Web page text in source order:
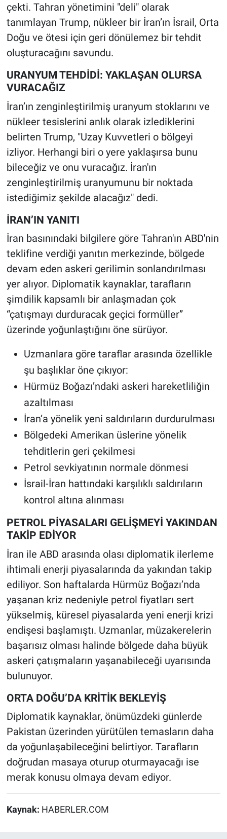
çekti. Tahran yönetimini "deli" olarak
tanımlayan Trump, nükleer bir İran’ın İsrail, Orta
Doğu ve ötesi için geri dönülemez bir tehdit
oluşturacağını savundu.
URANYUM TEHDİDİ: YAKLAŞAN OLURSA
VURACAĞIZ
İran’ın zenginleştirilmiş uranyum stoklarını ve
nükleer tesislerini anlık olarak izlediklerini
belirten Trump, "Uzay Kuvvetleri o bölgeyi
izliyor. Herhangi biri o yere yaklaşırsa bunu
bileceğiz ve onu vuracağız. İran'ın
zenginleştirilmiş uranyumunu bir noktada
istediğimiz şekilde alacağız" dedi.
İRAN’IN YANITI
İran basınındaki bilgilere göre Tahran'ın ABD'nin
teklifine verdiği yanıtın merkezinde, bölgede
devam eden askeri gerilimin sonlandırılması
yer alıyor. Diplomatik kaynaklar, tarafların
şimdilik kapsamlı bir anlaşmadan çok
“çatışmayı durduracak geçici formüller”
üzerinde yoğunlaştığını öne sürüyor.
Uzmanlara göre taraflar arasında özellikle
şu başlıklar öne çıkıyor:
Hürmüz Boğazı’ndaki askeri hareketliliğin
azaltılması
İran’a yönelik yeni saldırıların durdurulması
Bölgedeki Amerikan üslerine yönelik
tehditlerin geri çekilmesi
Petrol sevkiyatının normale dönmesi
İsrail-İran hattındaki karşılıklı saldırıların
kontrol altına alınması
PETROL PİYASALARI GELİŞMEYİ YAKINDAN
TAKİP EDİYOR
İran ile ABD arasında olası diplomatik ilerleme
ihtimali enerji piyasalarında da yakından takip
ediliyor. Son haftalarda Hürmüz Boğazı’nda
yaşanan kriz nedeniyle petrol fiyatları sert
yükselmiş, küresel piyasalarda yeni enerji krizi
endişesi başlamıştı. Uzmanlar, müzakerelerin
başarısız olması halinde bölgede daha büyük
askeri çatışmaların yaşanabileceği uyarısında
bulunuyor.
ORTA DOĞU’DA KRİTİK BEKLEYİŞ
Diplomatik kaynaklar, önümüzdeki günlerde
Pakistan üzerinden yürütülen temasların daha
da yoğunlaşabileceğini belirtiyor. Tarafların
doğrudan masaya oturup oturmayacağı ise
merak konusu olmaya devam ediyor.
Kaynak: HABERLER.COM